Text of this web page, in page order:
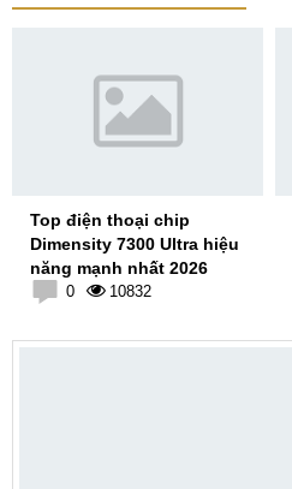
Top điện thoại chip
Dimensity 7300 Ultra hiệu
năng mạnh nhất 2026
0 10832